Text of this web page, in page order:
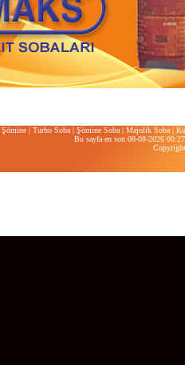
Şömine| Turbo Soba| Şömine Soba| Majolik Soba|
Bu sayfa en son 08-08-2026